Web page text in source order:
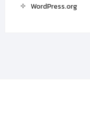
WordPress.org